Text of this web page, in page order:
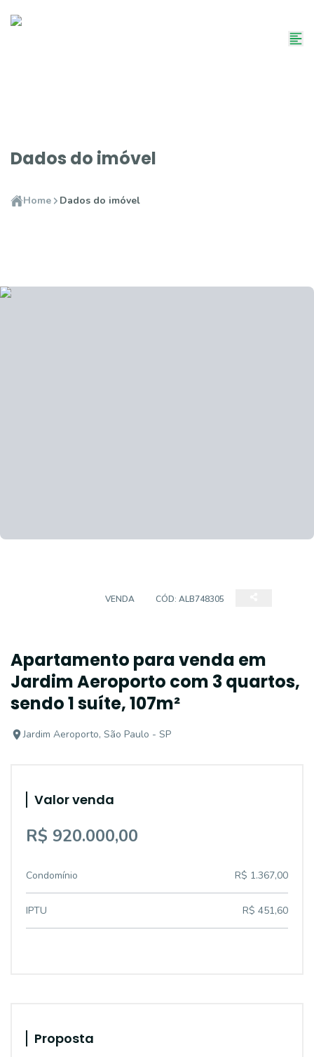
Dados do imóvel
Home Dados do imóvel
VENDA CÓD: ALB748305
Apartamento para venda em
Jardim Aeroporto com 3 quartos,
sendo 1 suíte, 107m²
Jardim Aeroporto, São Paulo - SP
Valor venda
R$ 920.000,00
Condomínio R$ 1.367,00
IPTU R$ 451,60
Proposta